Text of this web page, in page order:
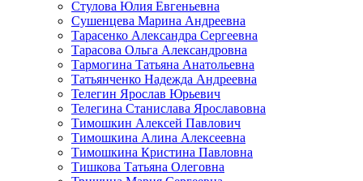
Стулова Юлия Евгеньевна
Сушенцева Марина Андреевна
Тарасенко Александра Сергеевна
Тарасова Ольга Александровна
Тармогина Татьяна Анатольевна
Татьянченко Надежда Андреевна
Телегин Ярослав Юрьевич
Телегина Станислава Ярославовна
Тимошкин Алексей Павлович
Тимошкина Алина Алексеевна
Тимошкина Кристина Павловна
Тишкова Татьяна Олеговна